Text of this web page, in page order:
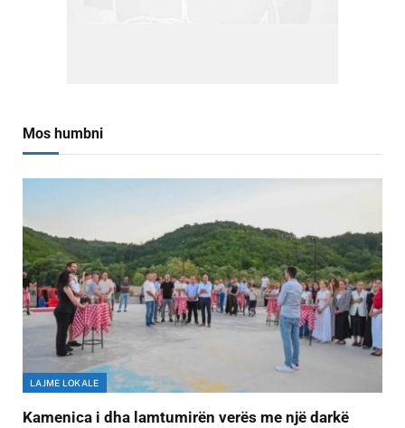
Mos humbni
LAJME LOKALE
Kamenica i dha lamtumirën verës me një darkë